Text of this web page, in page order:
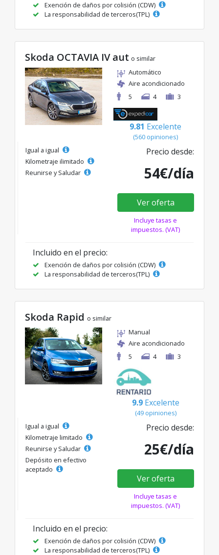
Exención de daños por colisión (CDW)
La responsabilidad de terceros(TPL)
Skoda OCTAVIA IV aut o similar
Automático
Aire acondicionado
5
4 3
9.81 Excelente
(560 opiniones)
Igual a igual
Kilometraje ilimitado
Reunirse y Saludar
Precio desde:
54€/día
Ver oferta
Incluye tasas e
impuestos. (VAT)
Incluido en el precio:
Exención de daños por colisión (CDW)
La responsabilidad de terceros(TPL)
Skoda Rapid o similar
Manual
Aire acondicionado
5
4 3
9.9 Excelente
(49 opiniones)
Igual a igual
Kilometraje limitado
Reunirse y Saludar
Depósito en efectivo
aceptado
Precio desde:
25€/día
Ver oferta
Incluye tasas e
impuestos. (VAT)
Incluido en el precio:
Exención de daños por colisión (CDW)
La responsabilidad de terceros(TPL)